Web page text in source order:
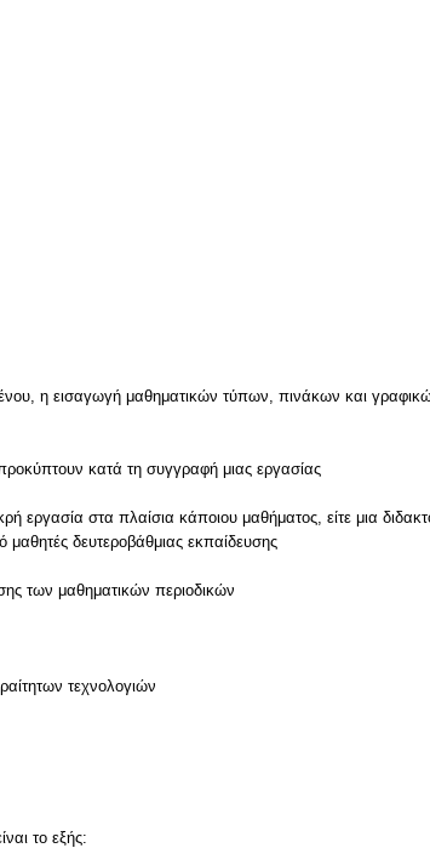
η εισαγωγή μαθηματικών τύπων, πινάκων και
κατά τη συγγραφή μιας εργασίας
εργασία στα πλαίσια κάποιου μαθήματος, είτε μια
δευτεροβάθμιας εκπαίδευσης
των μαθηματικών περιοδικών
τεχνολογιών
το εξής: